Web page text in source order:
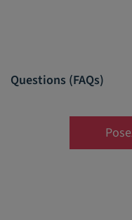
Questions (FAQs)